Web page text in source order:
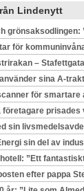
Lindenytt
grönsaksodlingen:
för
–
sina A-
för smartare
företagare
sin
sin del av
”Ett
efter pappa